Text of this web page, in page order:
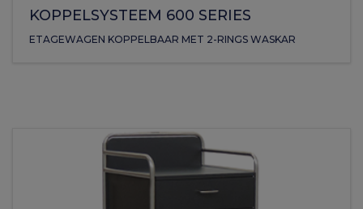
KOPPELSYSTEEM 600 SERIES
ETAGEWAGEN KOPPELBAAR MET 2-RINGS WASKAR